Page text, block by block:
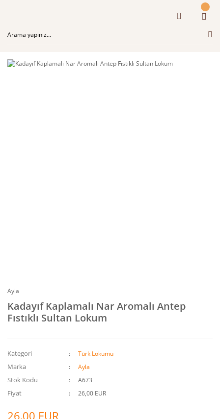
Ayla
Kadayıf Kaplamalı Nar Aromalı Antep
Fıstıklı Sultan Lokum
Kategori Türk Lokumu
Marka Ayla
Stok Kodu A673
Fiyat 26,00 EUR
26,00 EUR